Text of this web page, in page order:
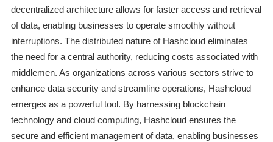
decentralized architecture allows for faster access and retrieval
of data, enabling businesses to operate smoothly without
interruptions. The distributed nature of Hashcloud eliminates
the need for a central authority, reducing costs associated with
middlemen. As organizations across various sectors strive to
enhance data security and streamline operations, Hashcloud
emerges as a powerful tool. By harnessing blockchain
technology and cloud computing, Hashcloud ensures the
secure and efficient management of data, enabling businesses